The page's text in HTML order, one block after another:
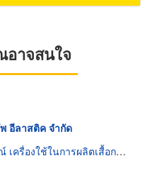
าจสนใจ
อีลาสติค จำกัด
รื่องใช้ในการผลิตเสื้อกางเกงชั้นในสตรี